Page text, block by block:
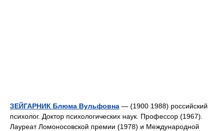
ЗЕЙГАРНИК Блюма Вульфовна — (1900 1988) российский
психолог. Доктор психологических наук. Профессор (1967).
Лауреат Ломоносовской премии (1978) и Международной